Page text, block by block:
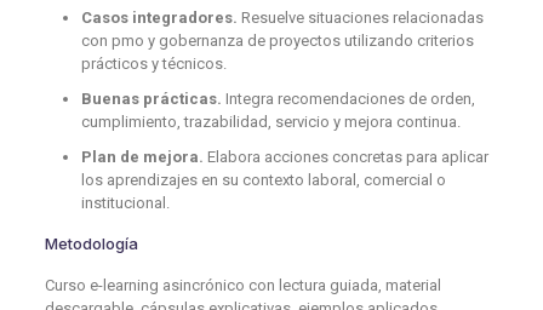
Casos integradores. Resuelve situaciones relacionadas
con pmo y gobernanza de proyectos utilizando criterios
prácticos y técnicos.
Buenas prácticas. Integra recomendaciones de orden,
cumplimiento, trazabilidad, servicio y mejora continua.
Plan de mejora. Elabora acciones concretas para aplicar
los aprendizajes en su contexto laboral, comercial o
institucional.
Metodología
Curso e-learning asincrónico con lectura guiada, material